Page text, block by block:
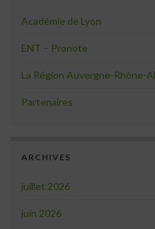
Académie de Lyon
ENT – Pronote
La Région Auvergne-Rhône-
Partenaires
ARCHIVES
juillet 2026
juin 2026